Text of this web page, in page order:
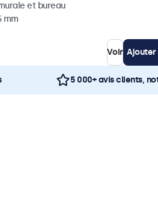
et bureau
mm
Voir Ajouter
5 000+ avis clients,